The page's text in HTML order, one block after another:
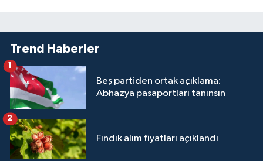
Trend Haberler
Beş partiden ortak açıklama:
Abhazya pasaportları tanınsın
1
Fındık alım fiyatları açıklandı
2